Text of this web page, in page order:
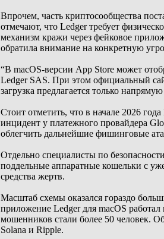
Впрочем, часть криптосообщества
отмечают, что Ledger требует
механизм кражи через фейковое
обратила внимание на конкретную
“В macOS-версии App Store может
Ledger SAS. При этом официальный
загрузка предлагается только
Стоит отметить, что в начале 2026
инцидент у платежного провайдера
облегчить дальнейшие фишинговые
Отдельно специалисты по
поддельные аппаратные кошельки с
средства жертв.
Масштаб схемы оказался гораздо
приложение Ledger для macOS
мошенников стали более 50 человек.
Solana и Ripple.